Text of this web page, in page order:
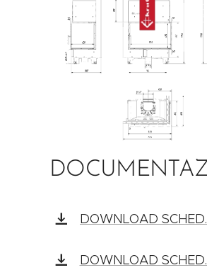
DOWNLOAD
DOWNLOAD